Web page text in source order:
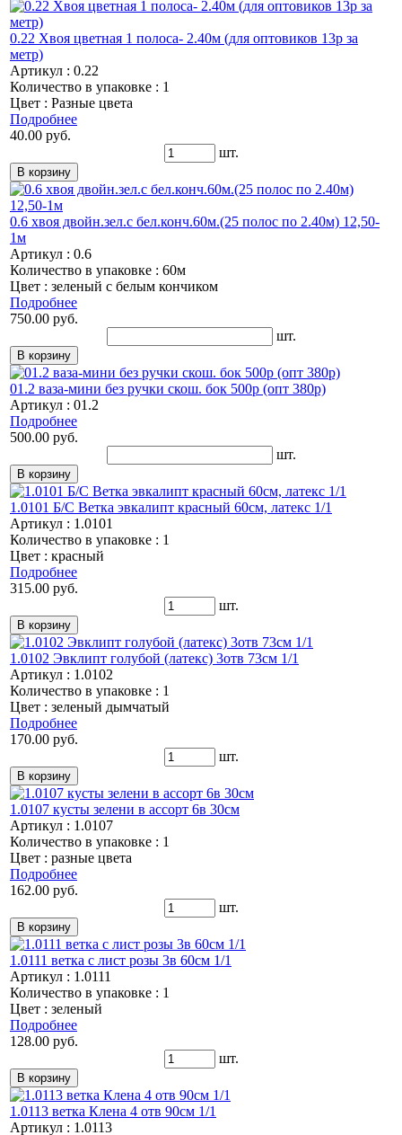
0.22 Хвоя цветная 1 полоса- 2.40м (для оптовиков 13р за
метр)
Артикул : 0.22
Количество в упаковке : 1
Цвет : Разные цвета
Подробнее
40.00 руб.
шт.
0.6 хвоя двойн.зел.с бел.конч.60м.(25 полос по 2.40м) 12,50-
1м
Артикул : 0.6
Количество в упаковке : 60м
Цвет : зеленый с белым кончиком
Подробнее
750.00 руб.
шт.
01.2 ваза-мини без ручки скош. бок 500р (опт 380р)
Артикул : 01.2
Подробнее
500.00 руб.
шт.
1.0101 Б/С Ветка эвкалипт красный 60см, латекс 1/1
Артикул : 1.0101
Количество в упаковке : 1
Цвет : красный
Подробнее
315.00 руб.
шт.
1.0102 Эвклипт голубой (латекс) 3отв 73см 1/1
Артикул : 1.0102
Количество в упаковке : 1
Цвет : зеленый дымчатый
Подробнее
170.00 руб.
шт.
1.0107 кусты зелени в ассорт 6в 30см
Артикул : 1.0107
Количество в упаковке : 1
Цвет : разные цвета
Подробнее
162.00 руб.
шт.
1.0111 ветка с лист розы 3в 60см 1/1
Артикул : 1.0111
Количество в упаковке : 1
Цвет : зеленый
Подробнее
128.00 руб.
шт.
1.0113 ветка Клена 4 отв 90см 1/1
Артикул : 1.0113